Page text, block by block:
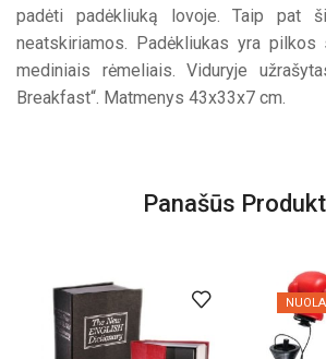
padėti padėkliuką lovoje. Taip pat
neatskiriamos. Padėkliukas yra
mediniais rėmeliais. Viduryje
Breakfast“. Matmenys 43x33x7 cm.
Panašūs